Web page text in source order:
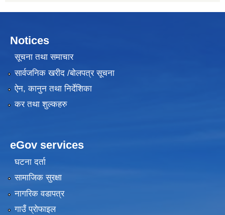
Notices
सूचना तथा समाचार
सार्वजनिक खरीद /बोलपत्र सूचना
ऐन, कानुन तथा निर्देशिका
कर तथा शुल्कहरु
eGov services
घटना दर्ता
सामाजिक सुरक्षा
नागरिक वडापत्र
गाउँ प्रोफाइल